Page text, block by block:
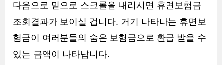
다음으로 밑으로 스크롤을 내리시면 휴면보험금
조회결과가 보이실 겁니다. 거기 나타나는 휴면보
험금이 여러분들의 숨은 보험금으로 환급 받을 수
있는 금액이 나타납니다.